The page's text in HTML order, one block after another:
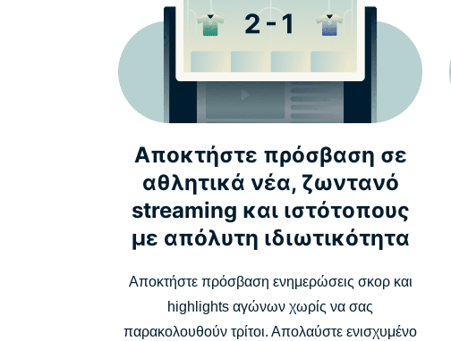
Αποκτήστε πρόσβαση σε
αθλητικά νέα, ζωντανό
streaming και ιστότοπους
με απόλυτη ιδιωτικότητα
Αποκτήστε πρόσβαση ενημερώσεις σκορ και
highlights αγώνων χωρίς να σας
παρακολουθούν τρίτοι. Απολαύστε ενισχυμένο